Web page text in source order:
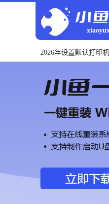
2026年设置默认打印机
Windows一键操作指南